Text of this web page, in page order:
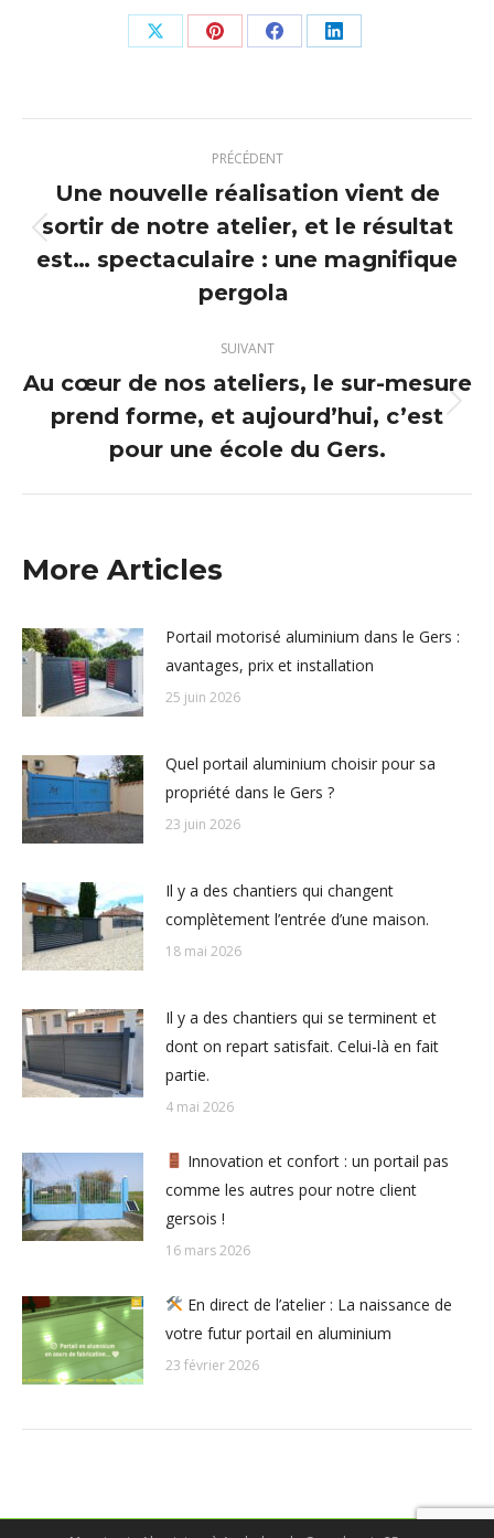
Partager
X
Partager
Pinterest
Partager
Facebook
Partager
LinkedIn
article
PRÉCÉDENT
Article
précédent
:
Une nouvelle réalisation vient de
sortir de notre atelier, et le résultat
est… spectaculaire : une magnifique
pergola
SUIVANT
Article
suivant
Au cœur de nos ateliers, le sur-mesure
prend forme, et aujourd’hui, c’est
pour une école du Gers.
More Articles
Portail motorisé aluminium dans le Gers :
avantages, prix et installation
25 juin 2026
Quel portail aluminium choisir pour sa
propriété dans le Gers ?
23 juin 2026
Il y a des chantiers qui changent
complètement l’entrée d’une maison.
18 mai 2026
Il y a des chantiers qui se terminent et
dont on repart satisfait. Celui-là en fait
partie.
4 mai 2026
Innovation et confort : un portail pas
comme les autres pour notre client
gersois !
16 mars 2026
En direct de l’atelier : La naissance de
votre futur portail en aluminium
23 février 2026